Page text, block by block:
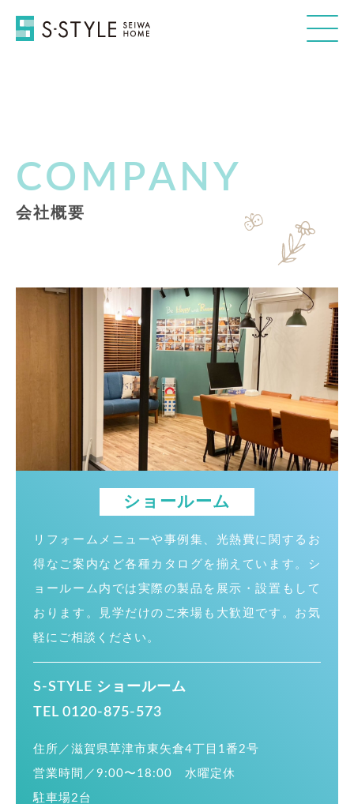
こだわり
お悩み解決
お知らせ
会社概要
物件情報
お問い合わせ
来場予約
COMPANY
会社概要
ショールーム
リフォームメニューや事例集、光熱費に関するお
得なご案内など各種カタログを揃えています。シ
ョールーム内では実際の製品を展示・設置もして
おります。見学だけのご来場も大歓迎です。お気
軽にご相談ください。
S-STYLE ショールーム
TEL 0120-875-573
住所／滋賀県草津市東矢倉4丁目1番2号
営業時間／9:00〜18:00 水曜定休
駐車場2台